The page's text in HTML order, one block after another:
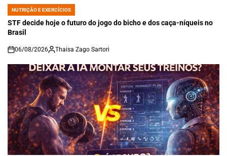
POSTED
IN
NUTRIÇÃO E EXERCÍCIOS
STF decide hoje o futuro do jogo do bicho e dos caça-níqueis no
Brasil
on
06/08/2026 Thaisa Zago Sartori